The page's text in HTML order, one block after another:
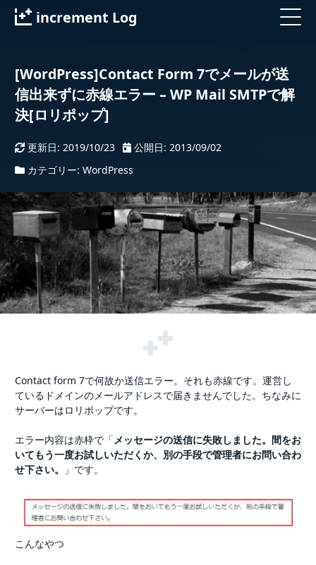
increment Log
[WordPress]Contact Form 7でメールが送
信出来ずに赤線エラー – WP Mail SMTPで解
決[ロリポップ]
更新日:2019/10/23 公開日: 2013/09/02
カテゴリー: WordPress
Contact form 7で何故か送信エラー。それも赤線です。運営し
ているドメインのメールアドレスで届きませんでした。ちなみに
サーバーはロリポップです。
エラー内容は赤枠で「メッセージの送信に失敗しました。間をお
いてもう一度お試しいただくか、別の手段で管理者にお問い合わ
せ下さい。
」です。
こんなやつ
検
索
:
検索
カテゴリー
CSS HTML JavaScript Unity